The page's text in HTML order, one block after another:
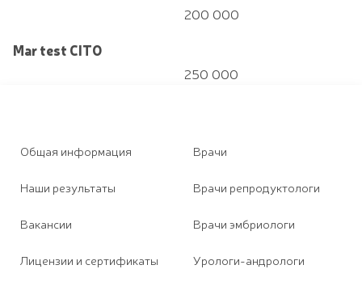
200 000
Mar test CITO
250 000
Общая информация
Наши результаты
Вакансии
Лицензии и сертификаты
Врачи
Врачи репродуктологи
Врачи эмбриологи
Урологи-андрологи